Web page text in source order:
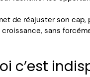
de réajuster son
sans
c’est